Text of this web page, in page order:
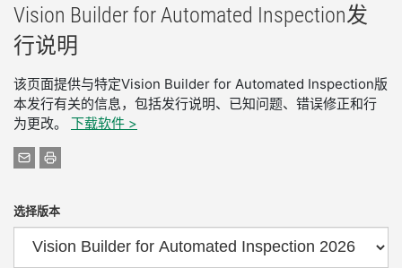
Vision Builder for Automated Inspection发
行说明
该页面提供与特定Vision Builder for Automated Inspection版
本发行有关的信息，包括发行说明、已知问题、错误修正和行
为更改。 下载软件 >
选择版本